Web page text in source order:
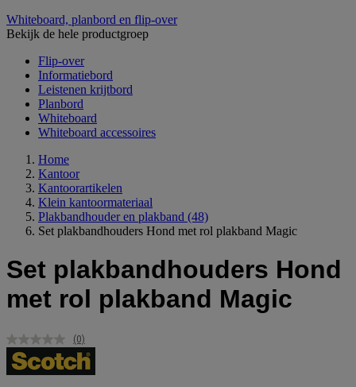
Whiteboard, planbord en flip-over
Bekijk de hele productgroep
Flip-over
Informatiebord
Leistenen krijtbord
Planbord
Whiteboard
Whiteboard accessoires
Home
Kantoor
Kantoorartikelen
Klein kantoormateriaal
Plakbandhouder en plakband (48)
Set plakbandhouders Hond met rol plakband Magic
Set plakbandhouders Hond
met rol plakband Magic
Geen
scorewaarde.
Dezelfde
(0)